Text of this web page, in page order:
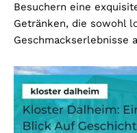
Besuchern eine
Getränken, die sowohl
Geschmackserlebnisse